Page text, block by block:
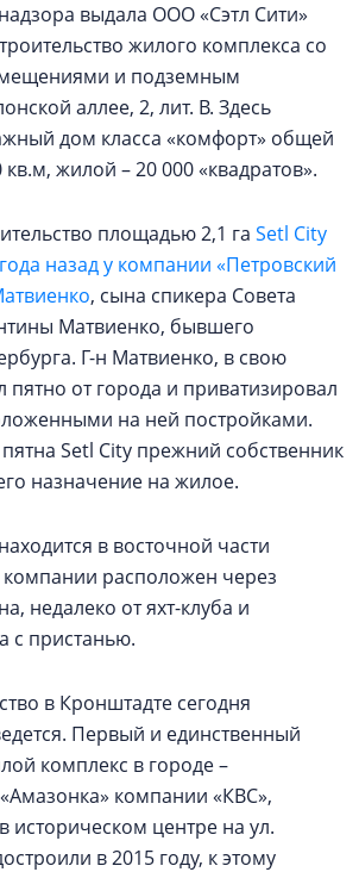
выдала ООО «Сэтл Сити»
жилого комплекса со
и подземным
аллее, 2, лит. В. Здесь
дом класса «комфорт» общей
жилой – 20 000 «квадратов».
площадью 2,1 га Setl City
назад у компании «Петровский
, сына спикера Совета
Матвиенко, бывшего
Г-н Матвиенко, в свою
пятно от города и приватизировал
на ней постройками.
Setl City прежний собственник
назначение на жилое.
в восточной части
компании расположен через
недалеко от яхт-клуба и
с пристанью.
в Кронштадте сегодня
Первый и единственный
комплекс в городе –
компании «КВС»,
центре на ул.
в 2015 году, к этому